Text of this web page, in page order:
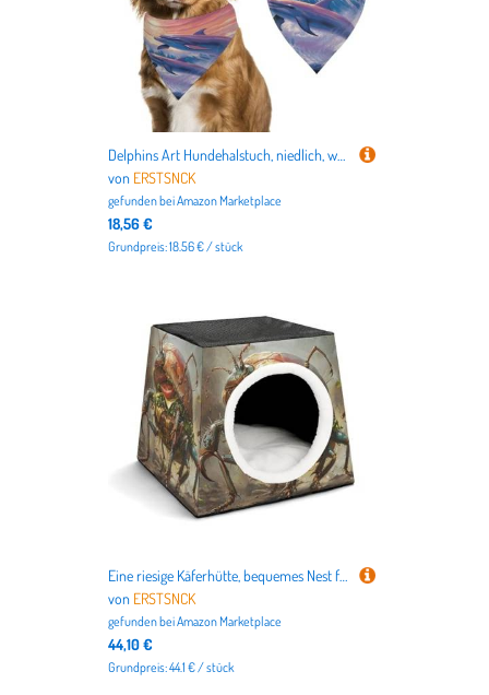
Delphins Art Hundehalstuch, niedlich, weiche Baumwolle, waschbar, für den täglichen Sommer, langlebig, dreieckig, wendbar, geeignet für kleine, mittelgroße und große Hunde und Katzen
von ERSTSNCK
gefunden beiAmazon Marketplace
18,56 €
Grundpreis: 18.56 € / stück
Eine riesige Käferhütte, bequemes Nest für Haustiere, Weltraumkapsel, warm, weich, für den Innenbereich, Haustierhaus für Innenkatzen, kleine Hunde und mittelgroße Tiere
von ERSTSNCK
gefunden beiAmazon Marketplace
44,10 €
Grundpreis: 44.1 € / stück